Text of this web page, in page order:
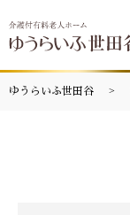
ゆうらいふ世田谷